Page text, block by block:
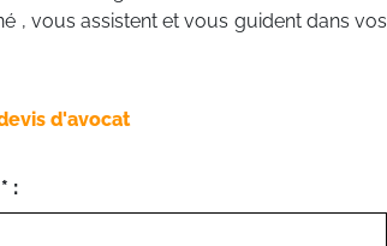
, vous assistent et vous guident dans vos
d'avocat
: